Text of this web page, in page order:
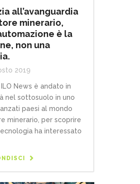
all’avanguardia
minerario,
è la
non una
2019
News è andato in
nel sottosuolo in uno
paesi al mondo
minerario, per scoprire
ha interessato